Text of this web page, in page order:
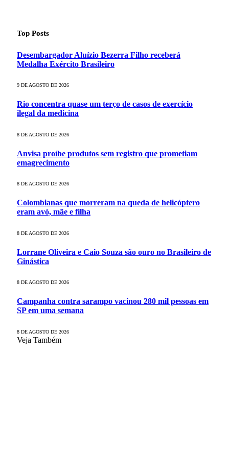
Top Posts
Desembargador Aluízio Bezerra Filho receberá
Medalha Exército Brasileiro
9 DE AGOSTO DE 2026
Rio concentra quase um terço de casos de exercício
ilegal da medicina
8 DE AGOSTO DE 2026
Anvisa proíbe produtos sem registro que prometiam
emagrecimento
8 DE AGOSTO DE 2026
Colombianas que morreram na queda de helicóptero
eram avó, mãe e filha
8 DE AGOSTO DE 2026
Lorrane Oliveira e Caio Souza são ouro no Brasileiro de
Ginástica
8 DE AGOSTO DE 2026
Campanha contra sarampo vacinou 280 mil pessoas em
SP em uma semana
8 DE AGOSTO DE 2026
Veja Também